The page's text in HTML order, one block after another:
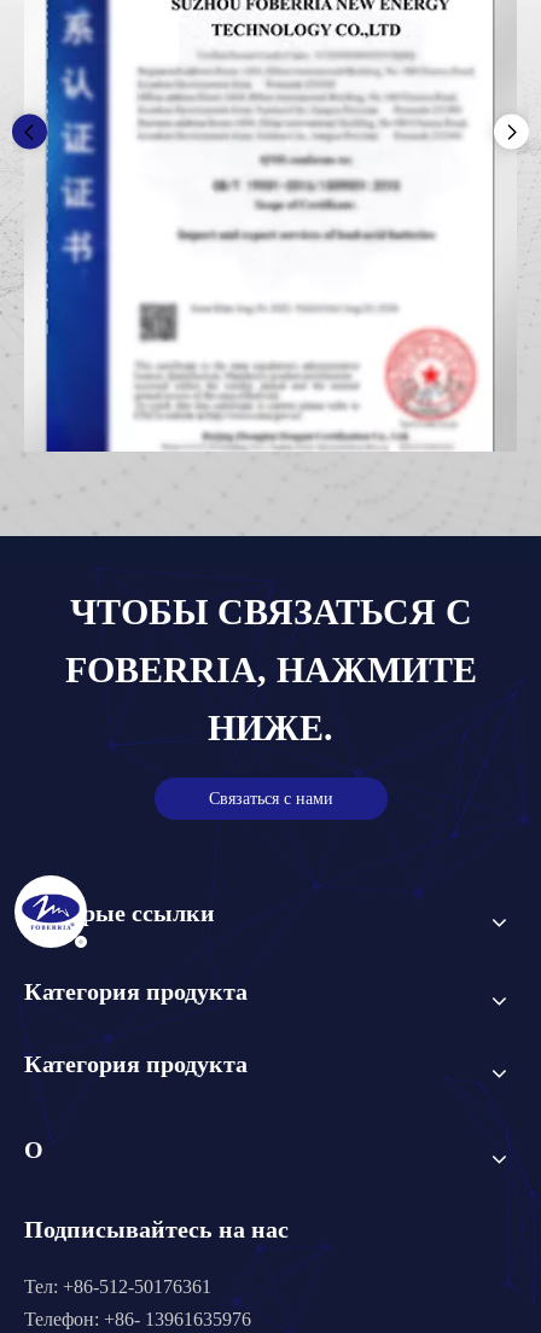
ЧТОБЫ СВЯЗАТЬСЯ С
FOBERRIA, НАЖМИТЕ
НИЖЕ.
Связаться с нами
Быстрые ссылки
Категория продукта
Категория продукта
О
Подписывайтесь на нас
Тел: +86-512-50176361
Телефон: +86- 13961635976